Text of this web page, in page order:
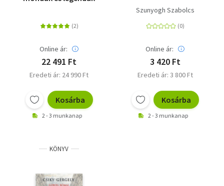
Online ár:
22 491 Ft
Eredeti ár: 24 990 Ft
Kosárba
2 - 3 munkanap
Szunyogh Szabolcs
Online ár:
3 420 Ft
Eredeti ár: 3 800 Ft
Kosárba
2 - 3 munkanap
KÖNYV